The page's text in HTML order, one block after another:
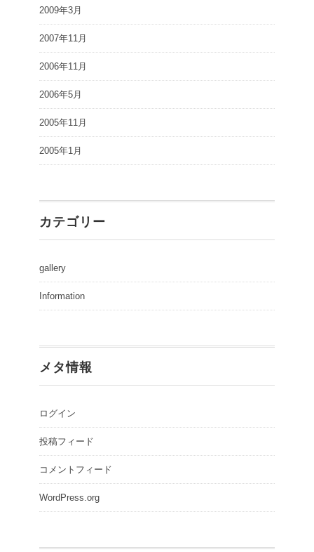
2009年3月
2007年11月
2006年11月
2006年5月
2005年11月
2005年1月
カテゴリー
gallery
Information
メタ情報
ログイン
投稿フィード
コメントフィード
WordPress.org